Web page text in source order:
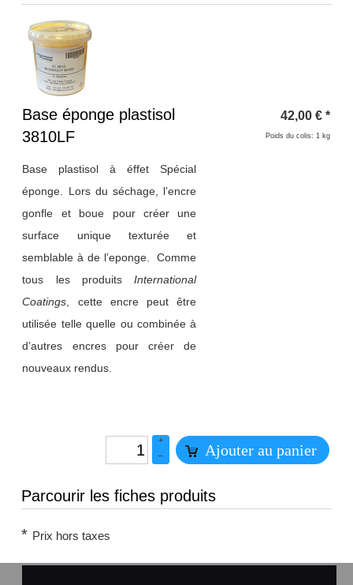
Titre 1
Base éponge plastisol
3810LF
Base plastisol à éffet Spécial
éponge. Lors du séchage, l’encre
gonfle et boue pour créer une
surface unique texturée et
semblable à de l’eponge. Comme
tous les produits International
Coatings , cette encre peut être
utilisée telle quelle ou combinée à
d’autres encres pour créer de
nouveaux rendus.
42,00 € *
Poids du colis: 1 kg
+
–
Ajouter au panier
Parcourir les fiches produits
* Prix hors taxes